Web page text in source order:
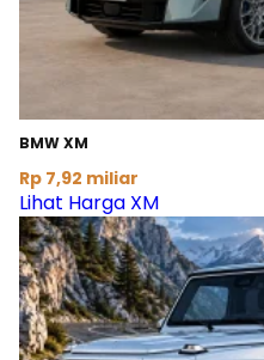
BMW XM
Rp 7,92 miliar
Lihat Harga XM